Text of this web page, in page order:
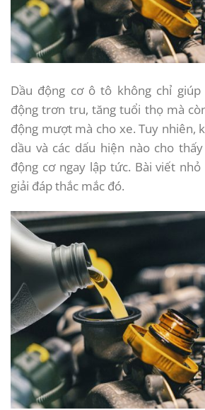
Dầu động cơ ô tô không chỉ
động trơn tru, tăng tuổi thọ mà
động mượt mà cho xe. Tuy nhiên,
dầu và các dấu hiện nào cho
động cơ ngay lập tức. Bài viết
giải đáp thắc mắc đó.